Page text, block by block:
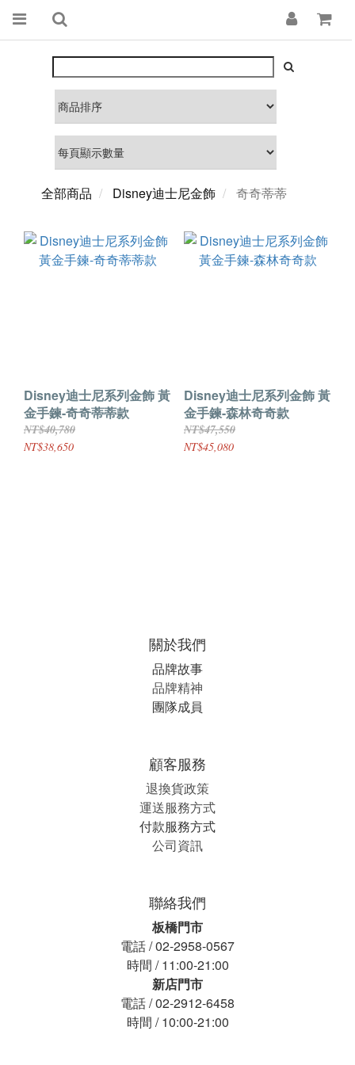
全部商品 Disney迪士尼金飾 奇奇蒂蒂
Disney迪士尼系列金飾 黃
金手鍊-奇奇蒂蒂款
NT$40,780
NT$38,650
Disney迪士尼系列金飾 黃
金手鍊-森林奇奇款
NT$47,550
NT$45,080
關於我們
品牌故事
品牌精神
團隊成員
顧客服務
退換貨政策
運送服務方式
付款服務方式
公司資訊
聯絡我們
板橋門市
電話 / 02-2958-0567
時間 / 11:00-21:00
新店門市
電話 / 02-2912-6458
時間 / 10:00-21:00